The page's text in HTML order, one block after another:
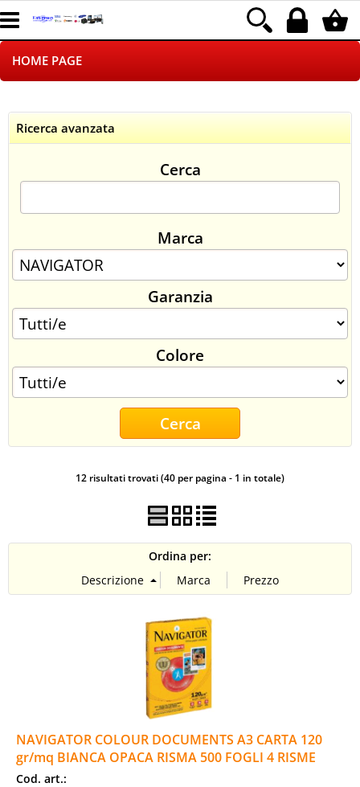
HOME PAGE
LOGISTICA
NEGOZI ON LINE
SINCRONIZZATI CON NOI
SPEDIZIONI
CONTATTI
Ricerca avanzata
Cerca
Marca
Garanzia
Colore
12 risultati trovati (40 per pagina - 1 in totale)
Ordina per:
NAVIGATOR COLOUR DOCUMENTS A3 CARTA 120
gr/mq BIANCA OPACA RISMA 500 FOGLI 4 RISME
Cod. art.: